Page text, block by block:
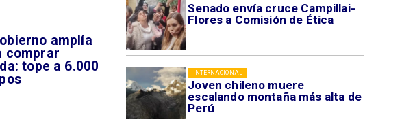
Senado envía cruce Campillai-
Flores a Comisión de Ética
Joven chileno muere
escalando montaña más alta de
Perú
INTERNACIONAL
amplía
comprar
tope a 6.000